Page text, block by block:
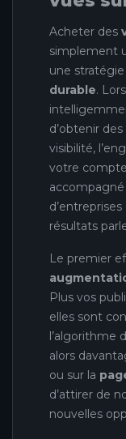
Acheter des
simplement
une
durable.
d’obtenir des
visibilité,
votre
résultats
Le premier
Plus vos
elles sont
l’algorithme
alors
ou sur la
d’attirer de
nouvelles